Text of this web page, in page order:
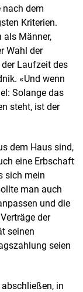
nach dem
Kriterien.
als Männer,
Wahl der
Laufzeit des
«Und wenn
Solange das
steht, ist der
dem Haus sind,
eine Erbschaft
sich mein
man auch
und die
der
seinen
seien
in